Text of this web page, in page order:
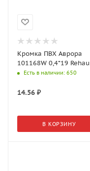
Кромка ПВХ Аврора
101168W 0,4*19 Rehau
Есть в наличии: 650
14.56 ₽
В КОРЗИНУ